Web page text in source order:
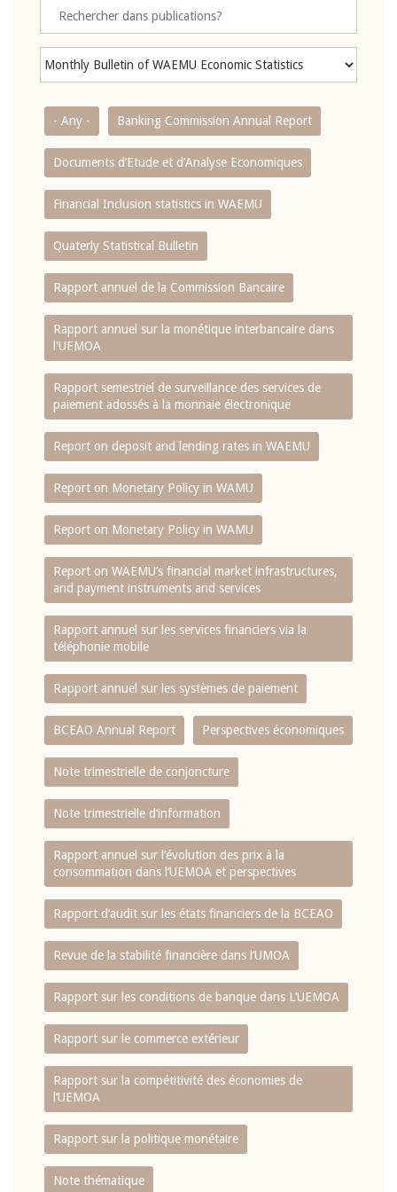
- Any - Banking Commission Annual Report
Documents d’Etude et d’Analyse Economiques
Financial Inclusion statistics in WAEMU
Quaterly Statistical Bulletin
Rapport annuel de la Commission Bancaire
Rapport annuel sur la monétique interbancaire dans
l'UEMOA
Rapport semestriel de surveillance des services de
paiement adossés à la monnaie électronique
Report on deposit and lending rates in WAEMU
Report on Monetary Policy in WAMU
Report on Monetary Policy in WAMU
Report on WAEMU’s financial market infrastructures,
and payment instruments and services
Rapport annuel sur les services financiers via la
téléphonie mobile
Rapport annuel sur les systèmes de paiement
BCEAO Annual Report Perspectives économiques
Note trimestrielle de conjoncture
Note trimestrielle d‘information
Rapport annuel sur l‘évolution des prix à la
consommation dans l‘UEMOA et perspectives
Rapport d‘audit sur les états financiers de la BCEAO
Revue de la stabilité financière dans l‘UMOA
Rapport sur les conditions de banque dans L‘UEMOA
Rapport sur le commerce extérieur
Rapport sur la compétitivité des économies de
l‘UEMOA
Rapport sur la politique monétaire
Note thématique